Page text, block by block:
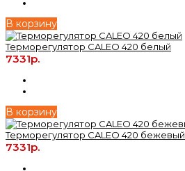
В корзину
Терморегулятор CALEO 420 белый
7331р.
В корзину
Терморегулятор CALEO 420 бежевый
7331р.